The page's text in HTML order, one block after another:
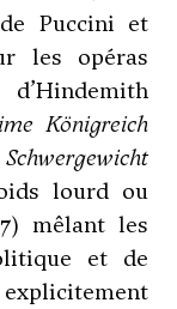
Puccini et
les opéras
Königreich
Schwergewicht
lourd ou
mêlant les
et de